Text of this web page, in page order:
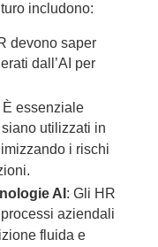
includono:
devono saper
dall’AI per
È essenziale
utilizzati in
i rischi
AI : Gli HR
aziendali
fluida e